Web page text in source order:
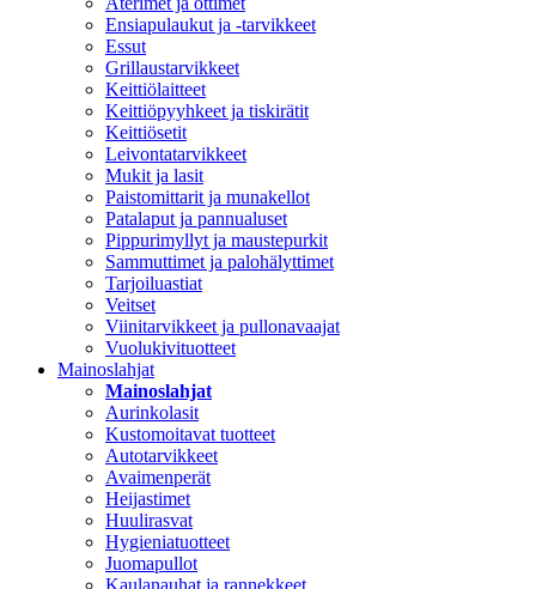
Ensiapulaukut ja -tarvikkeet
Essut
Grillaustarvikkeet
Keittiölaitteet
Keittiöpyyhkeet ja tiskirätit
Keittiösetit
Leivontatarvikkeet
Mukit ja lasit
Paistomittarit ja munakellot
Patalaput ja pannualuset
Pippurimyllyt ja maustepurkit
Sammuttimet ja palohälyttimet
Tarjoiluastiat
Veitset
Viinitarvikkeet ja pullonavaajat
Vuolukivituotteet
Mainoslahjat
Mainoslahjat
Aurinkolasit
Kustomoitavat tuotteet
Autotarvikkeet
Avaimenperät
Heijastimet
Huulirasvat
Hygieniatuotteet
Juomapullot
Kaulanauhat ja rannekkeet